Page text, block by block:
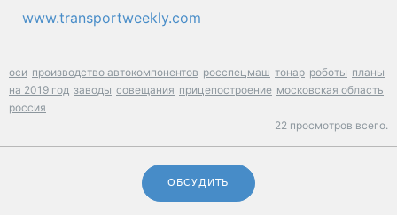
www.transportweekly.com
оси производство автокомпонентов росспецмаш тонар роботы планы
на 2019 год заводы совещания прицепостроение московская область
россия
22 просмотров всего.
ОБСУДИТЬ